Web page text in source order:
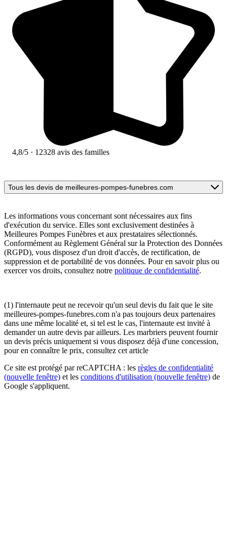
4,8/5 · 12328 avis des familles
Tous les devis de meilleures-pompes-funebres.com
Les informations vous concernant sont nécessaires aux fins
d'exécution du service. Elles sont exclusivement destinées à
Meilleures Pompes Funèbres et aux prestataires sélectionnés.
Conformément au Règlement Général sur la Protection des Données
(RGPD), vous disposez d'un droit d'accès, de rectification, de
suppression et de portabilité de vos données. Pour en savoir plus ou
exercer vos droits, consultez notre politique de confidentialité.
(1) l'internaute peut ne recevoir qu'un seul devis du fait que le site
meilleures-pompes-funebres.com n'a pas toujours deux partenaires
dans une même localité et, si tel est le cas, l'internaute est invité à
demander un autre devis par ailleurs. Les marbriers peuvent fournir
un devis précis uniquement si vous disposez déjà d'une concession,
pour en connaître le prix, consultez cet article
Ce site est protégé par reCAPTCHA : les règles de confidentialité
(nouvelle fenêtre) et les conditions d'utilisation (nouvelle fenêtre) de
Google s'appliquent.